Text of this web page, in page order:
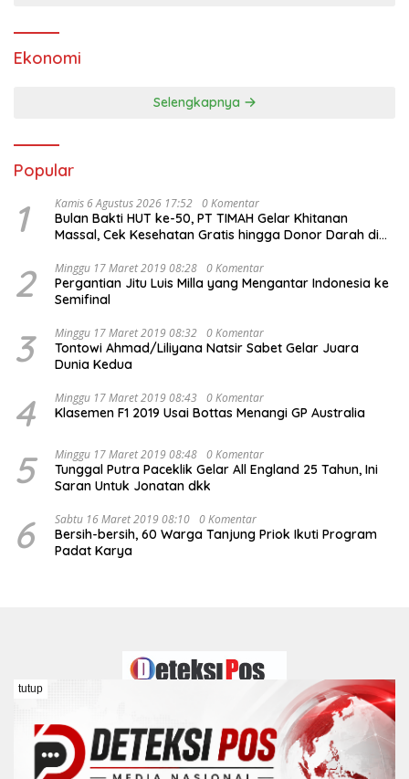
Ekonomi
Selengkapnya
Popular
1 Kamis 6 Agustus 2026 17:52 0 Komentar
Bulan Bakti HUT ke-50, PT TIMAH Gelar Khitanan
Massal, Cek Kesehatan Gratis hingga Donor Darah di
2 Minggu 17 Maret 2019 08:28 0 Komentar
Pergantian Jitu Luis Milla yang Mengantar Indonesia ke
Semifinal
3 Minggu 17 Maret 2019 08:32 0 Komentar
Tontowi Ahmad/Liliyana Natsir Sabet Gelar Juara
Dunia Kedua
4 Minggu 17 Maret 2019 08:43 0 Komentar
Klasemen F1 2019 Usai Bottas Menangi GP Australia
5 Minggu 17 Maret 2019 08:48 0 Komentar
Tunggal Putra Paceklik Gelar All England 25 Tahun, Ini
Saran Untuk Jonatan dkk
6 Sabtu 16 Maret 2019 08:10 0 Komentar
Bersih-bersih, 60 Warga Tanjung Priok Ikuti Program
Padat Karya
Redaksi Kontak Pedoman Media Siber
Disclaimer
tutup